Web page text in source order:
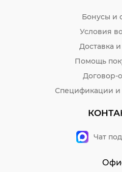
Бонусы и
Условия
Доставка
Помощь
Договор-
Спецификации и
Чат